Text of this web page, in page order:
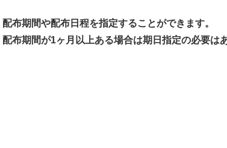
配布期間や配布日程を指定することができます。
配布期間が1ヶ月以上ある場合は期日指定の必要は